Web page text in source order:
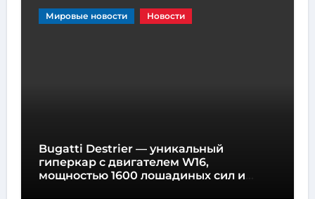
Мировые новости Новости
Bugatti Destrier — уникальный
гиперкар с двигателем W16,
мощностью 1600 лошадиных сил и